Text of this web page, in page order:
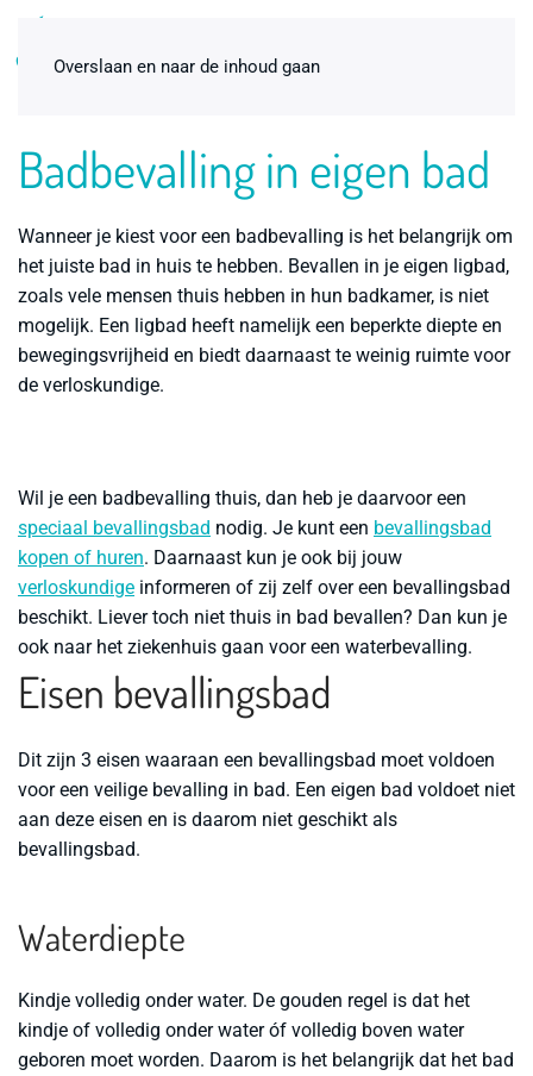
Overslaan en naar de inhoud gaan
Badbevalling in eigen bad
Wanneer je kiest voor een badbevalling is het belangrijk om
het juiste bad in huis te hebben. Bevallen in je eigen ligbad,
zoals vele mensen thuis hebben in hun badkamer, is niet
mogelijk. Een ligbad heeft namelijk een beperkte diepte en
bewegingsvrijheid en biedt daarnaast te weinig ruimte voor
de verloskundige.
Wil je een badbevalling thuis, dan heb je daarvoor een
speciaal bevallingsbad nodig. Je kunt een bevallingsbad
kopen of huren. Daarnaast kun je ook bij jouw
verloskundige informeren of zij zelf over een bevallingsbad
beschikt. Liever toch niet thuis in bad bevallen? Dan kun je
ook naar het ziekenhuis gaan voor een waterbevalling.
Eisen bevallingsbad
Dit zijn 3 eisen waaraan een bevallingsbad moet voldoen
voor een veilige bevalling in bad. Een eigen bad voldoet niet
aan deze eisen en is daarom niet geschikt als
bevallingsbad.
Waterdiepte
Kindje volledig onder water. De gouden regel is dat het
kindje of volledig onder water óf volledig boven water
geboren moet worden. Daarom is het belangrijk dat het bad